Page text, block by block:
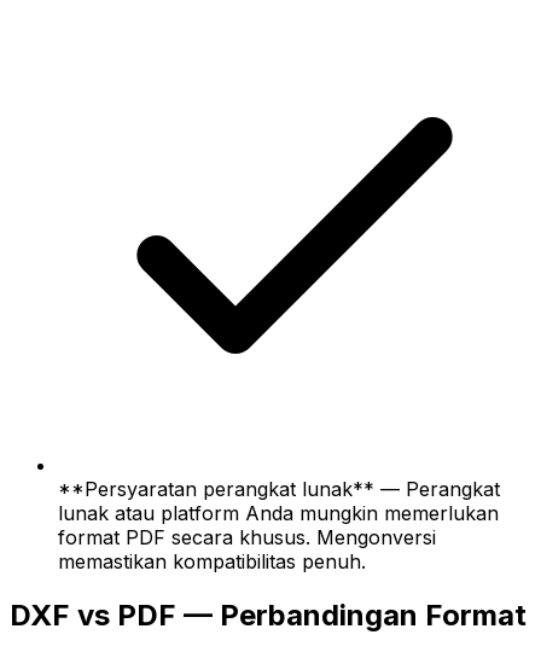
**Persyaratan perangkat lunak** — Perangkat
lunak atau platform Anda mungkin memerlukan
format PDF secara khusus. Mengonversi
memastikan kompatibilitas penuh.
DXF vs PDF — Perbandingan Format